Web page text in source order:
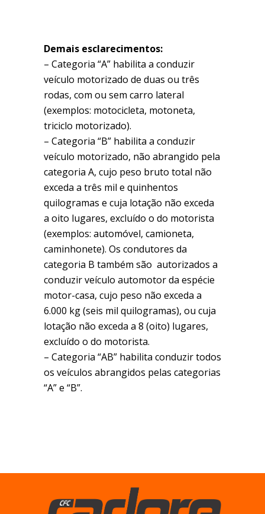
Demais esclarecimentos:
– Categoria “A” habilita a conduzir
veículo motorizado de duas ou três
rodas, com ou sem carro lateral
(exemplos: motocicleta, motoneta,
triciclo motorizado).
– Categoria “B” habilita a conduzir
veículo motorizado, não abrangido pela
categoria A, cujo peso bruto total não
exceda a três mil e quinhentos
quilogramas e cuja lotação não exceda
a oito lugares, excluído o do motorista
(exemplos: automóvel, camioneta,
caminhonete). Os condutores da
categoria B também são autorizados a
conduzir veículo automotor da espécie
motor-casa, cujo peso não exceda a
6.000 kg (seis mil quilogramas), ou cuja
lotação não exceda a 8 (oito) lugares,
excluído o do motorista.
– Categoria “AB” habilita conduzir todos
os veículos abrangidos pelas categorias
“A” e “B”.